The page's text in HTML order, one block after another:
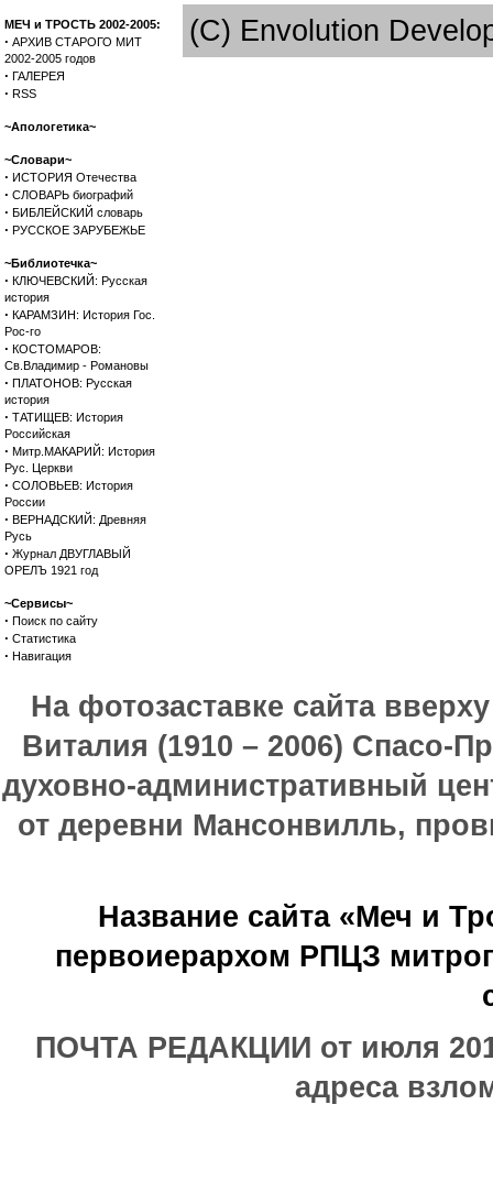
МЕЧ и ТРОСТЬ 2002-2005:
· АРХИВ СТАРОГО МИТ
2002-2005 годов
· ГАЛЕРЕЯ
· RSS
~Апологетика~
~Словари~
· ИСТОРИЯ Отечества
· СЛОВАРЬ биографий
· БИБЛЕЙСКИЙ словарь
· РУССКОЕ ЗАРУБЕЖЬЕ
~Библиотечка~
· КЛЮЧЕВСКИЙ: Русская
история
· КАРАМЗИН: История Гос.
Рос-го
· КОСТОМАРОВ:
Св.Владимир - Романовы
· ПЛАТОНОВ: Русская
история
· ТАТИЩЕВ: История
Российская
· Митр.МАКАРИЙ: История
Рус. Церкви
· СОЛОВЬЕВ: История
России
· ВЕРНАДСКИЙ: Древняя
Русь
· Журнал ДВУГЛАВЫЙ
ОРЕЛЪ 1921 год
~Сервисы~
· Поиск по сайту
· Статистика
· Навигация
(C) Envolution
На фотозаставке сайта
Виталия (1910 – 2006) Спасо-
духовно-административный
от деревни Мансонвилль,
Название сайта «Меч и
первоиерархом РПЦЗ
ПОЧТА РЕДАКЦИИ от июля
адреса